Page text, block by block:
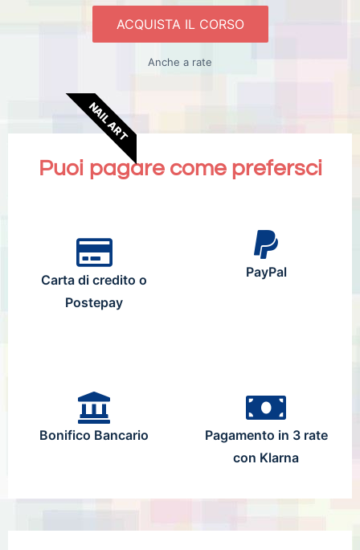
ACQUISTA IL CORSO
Anche a rate
NAIL ART
Puoi pagare come prefersci
Carta di credito o
Postepay
PayPal
Bonifico Bancario
Pagamento in 3 rate
con Klarna